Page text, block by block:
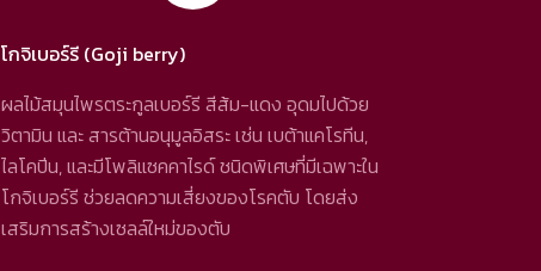
โกจิเบอร์รี (Goji berry)
ผลไม้สมุนไพรตระกูลเบอร์รี สีส้ม-แดง อุดมไปด้วย
วิตามิน และ สารต้านอนุมูลอิสระ เช่น เบต้าแคโรทีน,
ไลโคปีน, และมีโพลิแซคคาไรด์ ชนิดพิเศษที่มีเฉพาะใน
โกจิเบอร์รี ช่วยลดความเสี่ยงของโรคตับ โดยส่ง
เสริมการสร้างเซลล์ใหม่ของตับ